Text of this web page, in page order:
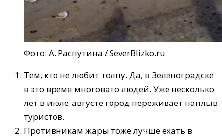
Фото: А. Распутина / SeverBlizko.ru
Тем, кто не любит толпу. Да, в Зеленоградске
в это время многовато людей. Уже несколько
лет в июле-августе город переживает наплыв
туристов.
Противникам жары тоже лучше ехать в